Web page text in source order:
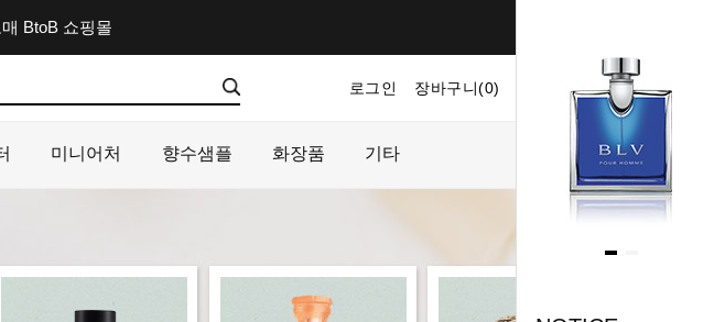
BtoB 쇼핑몰
로그인 장바구니(0) 마이페이지 주문내역
미니어처 향수샘플 화장품 기타